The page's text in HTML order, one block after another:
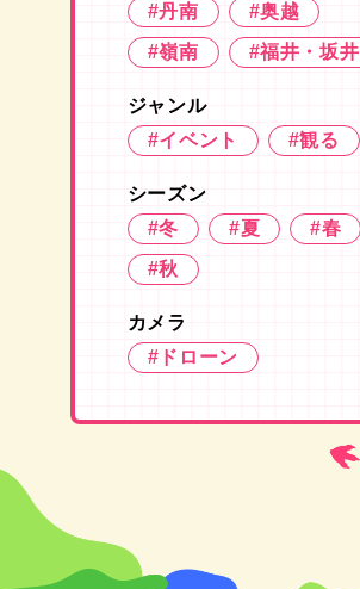
#丹南
#奥越
#嶺南
#福井・坂井
ジャンル
#イベント
#観る
シーズン
#冬
#夏
#春
#秋
カメラ
#ドローン